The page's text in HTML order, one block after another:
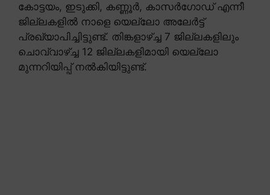
കോട്ടയം, ഇടുക്കി, കണ്ണൂർ, കാസർഗോഡ് എന്നീ
ജില്ലകളിൽ നാളെ യെല്ലോ അലേർട്ട്
പ്രഖ്യാപിച്ചിട്ടുണ്ട്. തിങ്കളാഴ്ച്ച 7 ജില്ലകളിലും
ചൊവ്വാഴ്ച്ച 12 ജില്ലകളിമായി യെല്ലോ
മുന്നറിയിപ്പ് നൽകിയിട്ടുണ്ട്.